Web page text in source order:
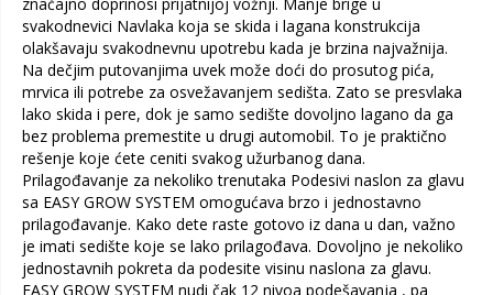
svakodnevici Navlaka koja se skida i lagana konstrukcija
olakšavaju svakodnevnu upotrebu kada je brzina najvažnija.
Na dečjim putovanjima uvek može doći do prosutog pića,
mrvica ili potrebe za osvežavanjem sedišta. Zato se presvlaka
lako skida i pere, dok je samo sedište dovoljno lagano da ga
bez problema premestite u drugi automobil. To je praktično
rešenje koje ćete ceniti svakog užurbanog dana.
Prilagođavanje za nekoliko trenutaka Podesivi naslon za glavu
sa EASY GROW SYSTEM omogućava brzo i jednostavno
prilagođavanje. Kako dete raste gotovo iz dana u dan, važno
je imati sedište koje se lako prilagođava. Dovoljno je nekoliko
jednostavnih pokreta da podesite visinu naslona za glavu.
EASY GROW SYSTEM nudi čak 12 nivoa podešavanja , pa